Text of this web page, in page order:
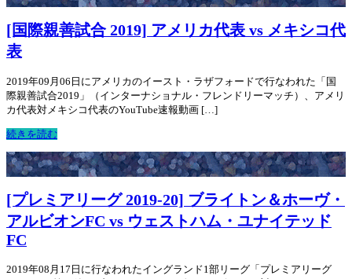
[国際親善試合 2019] アメリカ代表 vs メキシコ代
表
2019年09月06日にアメリカのイースト・ラザフォードで行なわれた「国
際親善試合2019」（インターナショナル・フレンドリーマッチ）、アメリ
カ代表対メキシコ代表のYouTube速報動画 […]
続きを読む
[プレミアリーグ 2019-20] ブライトン＆ホーヴ・
アルビオンFC vs ウェストハム・ユナイテッド
FC
2019年08月17日に行なわれたイングランド1部リーグ「プレミアリーグ